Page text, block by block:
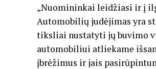
„Nuomininkai leidžiasi ir į
Automobilių judėjimas yra
tiksliai nustatyti jų buvimo
automobiliui atliekame
įbrėžimus ir jais